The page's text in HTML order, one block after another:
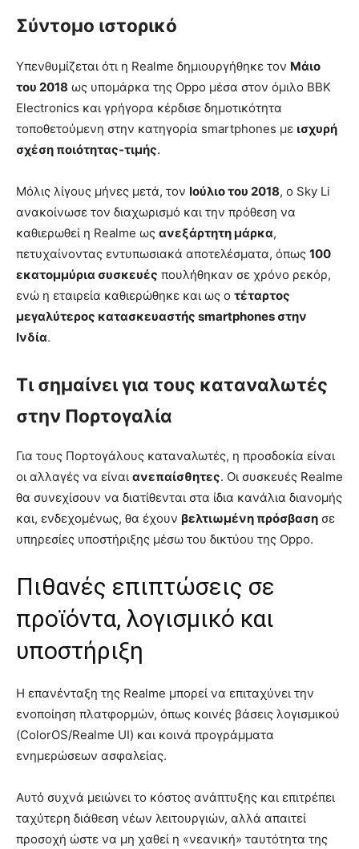
Σύντομο ιστορικό
Υπενθυμίζεται ότι η Realme δημιουργήθηκε τον Μάιο
του 2018 ως υπομάρκα της Oppo μέσα στον όμιλο BBK
Electronics και γρήγορα κέρδισε δημοτικότητα
τοποθετούμενη στην κατηγορία smartphones με ισχυρή
σχέση ποιότητας‑τιμής.
Μόλις λίγους μήνες μετά, τον Ιούλιο του 2018, ο Sky Li
ανακοίνωσε τον διαχωρισμό και την πρόθεση να
καθιερωθεί η Realme ως ανεξάρτητη μάρκα,
πετυχαίνοντας εντυπωσιακά αποτελέσματα, όπως 100
εκατομμύρια συσκευές πουλήθηκαν σε χρόνο ρεκόρ,
ενώ η εταιρεία καθιερώθηκε και ως ο τέταρτος
μεγαλύτερος κατασκευαστής smartphones στην
Ινδία.
Τι σημαίνει για τους καταναλωτές
στην Πορτογαλία
Για τους Πορτογάλους καταναλωτές, η προσδοκία είναι
οι αλλαγές να είναι ανεπαίσθητες. Οι συσκευές Realme
θα συνεχίσουν να διατίθενται στα ίδια κανάλια διανομής
και, ενδεχομένως, θα έχουν βελτιωμένη πρόσβαση σε
υπηρεσίες υποστήριξης μέσω του δικτύου της Oppo.
Πιθανές επιπτώσεις σε
προϊόντα, λογισμικό και
υποστήριξη
Η επανένταξη της Realme μπορεί να επιταχύνει την
ενοποίηση πλατφορμών, όπως κοινές βάσεις λογισμικού
(ColorOS/Realme UI) και κοινά προγράμματα
ενημερώσεων ασφαλείας.
Αυτό συχνά μειώνει το κόστος ανάπτυξης και επιτρέπει
ταχύτερη διάθεση νέων λειτουργιών, αλλά απαιτεί
προσοχή ώστε να μη χαθεί η «νεανική» ταυτότητα της